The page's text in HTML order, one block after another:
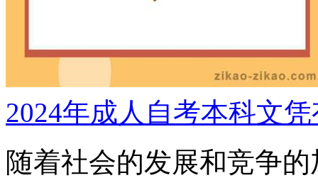
2024年成人自考本科文
随着社会的发展和竞争